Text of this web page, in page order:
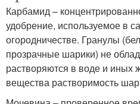
Карбамид –
удобрение, используемое в
огородничестве. Гранулы
прозрачные шарики) не
растворяются в воде и иных
вещества растворимость